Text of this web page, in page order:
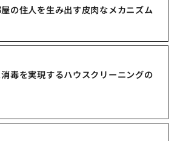
の住人を生み出す皮肉なメカニズム
毒を実現するハウスクリーニングの